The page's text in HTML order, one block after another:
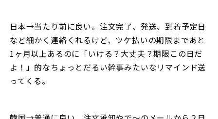
日本→当たり前に良い。注文完了、発送、到着予定日
など細かく連絡くれるけど、ツケ払いの期限まであと
1ヶ月以上あるのに「いける？大丈夫？期限この日だ
よ！」的なちょっとだるい幹事みたいなリマインド送
ってくる。